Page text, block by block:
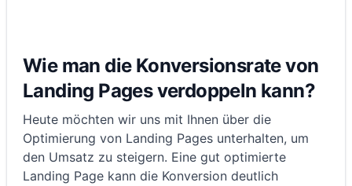
Wie man die Konversionsrate von
Landing Pages verdoppeln kann?
Heute möchten wir uns mit Ihnen über die
Optimierung von Landing Pages unterhalten, um
den Umsatz zu steigern. Eine gut optimierte
Landing Page kann die Konversion deutlich